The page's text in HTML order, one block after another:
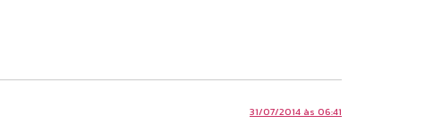
31/07/2014 às 06:41